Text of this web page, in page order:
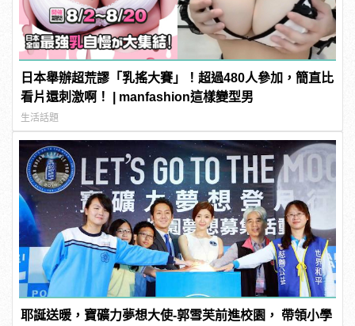
日本舉辦超荒謬「乳搖大賽」！超過480人參加，簡直比
看片還刺激啊！ | manfashion這樣變型男
生活話題
耶誕送暖，寶礦力夢想大使-郭雪芙前進校園， 帶領小學